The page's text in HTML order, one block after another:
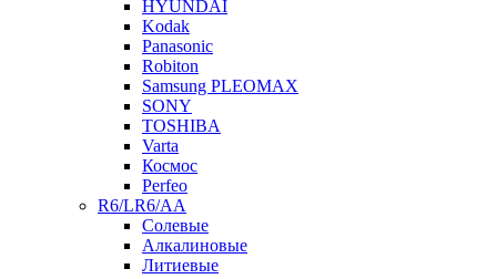
HYUNDAI
Kodak
Panasonic
Robiton
Samsung PLEOMAX
SONY
TOSHIBA
Varta
Космос
Perfeo
R6/LR6/AA
Солевые
Алкалиновые
Литиевые